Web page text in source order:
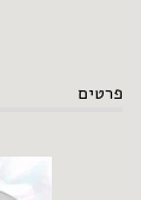
פרטים